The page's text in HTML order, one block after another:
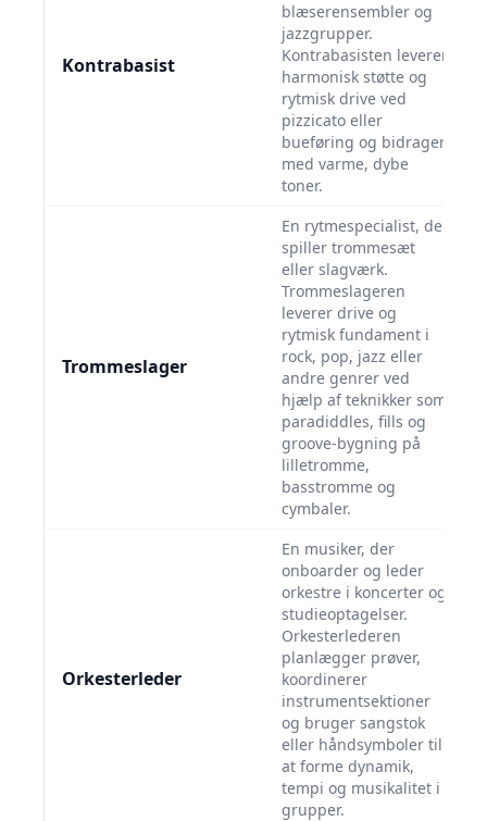
Kontrabasist
blæserensembler og
jazzgrupper.
Kontrabasisten leverer
harmonisk støtte og
rytmisk drive ved
pizzicato eller
bueføring og bidrager
med varme, dybe
toner.
Trommeslager
En rytmespecialist, der
spiller trommesæt
eller slagværk.
Trommeslageren
leverer drive og
rytmisk fundament i
rock, pop, jazz eller
andre genrer ved
hjælp af teknikker som
paradiddles, fills og
groove-bygning på
lilletromme,
basstromme og
cymbaler.
Orkesterleder
En musiker, der
onboarder og leder
orkestre i koncerter og
studieoptagelser.
Orkesterlederen
planlægger prøver,
koordinerer
instrumentsektioner
og bruger sangstok
eller håndsymboler til
at forme dynamik,
tempi og musikalitet i
grupper.